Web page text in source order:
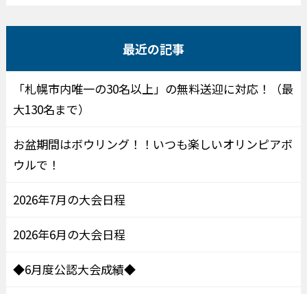
最近の記事
「札幌市内唯一の30名以上」の無料送迎に対応！（最
大130名まで）
お盆期間はボウリング！！いつも楽しいオリンピアボ
ウルで！
2026年7月の大会日程
2026年6月の大会日程
◆6月度公認大会成績◆